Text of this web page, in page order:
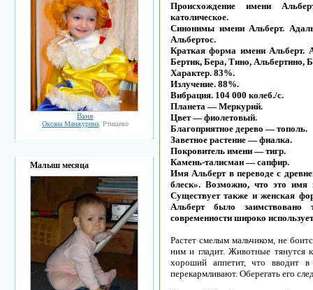
Ваня
Оксана Манжурина, Ртищево
Малыш месяца
Происхождение имени
католическое.
Синонимы имени Альберт.
Альбертос.
Краткая форма имени Альберт.
Бертик, Бера, Тино, Альбертино,
Характер. 83%.
Излучение. 88%.
Вибрация. 104 000 колеб./с.
Планета — Меркурий.
Цвет — фиолетовый.
Благоприятное дерево — тополь.
Заветное растение — фиалка.
Покровитель имени — тигр.
Камень-талисман — сапфир.
Имя Альберт в переводе с
блеск». Возможно, что это имя
Существует также и женская
Альберт было
современности широко
Растет смелым мальчиком, не
ним и гладит. Животные тянутся
хороший аппетит, что вводит
перекармливают. Оберегать его